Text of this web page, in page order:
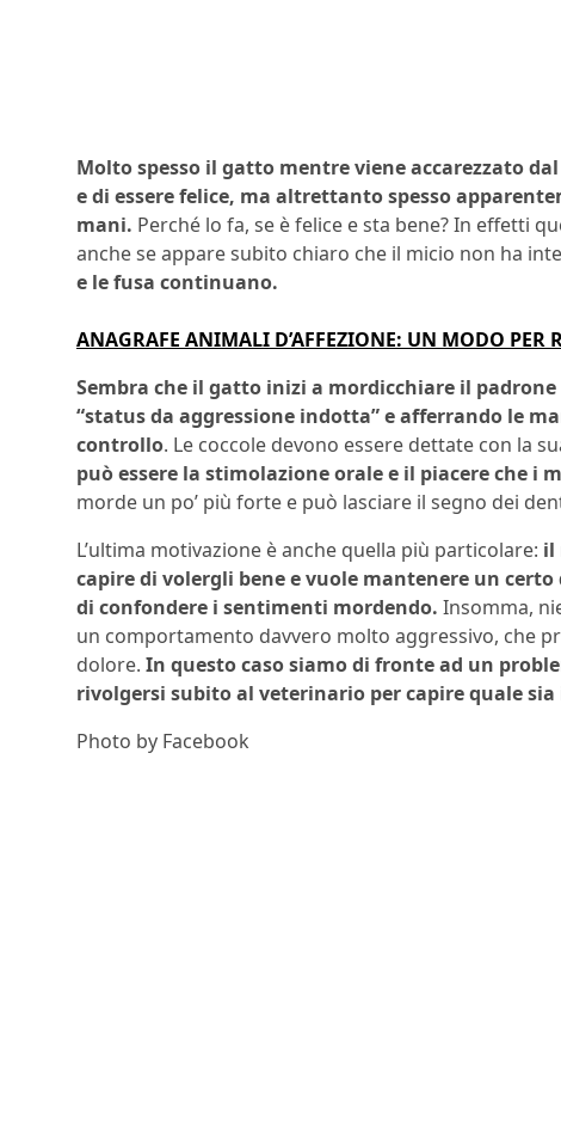
Molto spesso il gatto mentre viene accarezzato
e di essere felice, ma altrettanto spesso
mani. Perché lo fa, se è felice e sta bene? In effetti
anche se appare subito chiaro che il micio non ha
e le fusa continuano.
ANAGRAFE ANIMALI D’AFFEZIONE: UN MODO PER
Sembra che il gatto inizi a mordicchiare il
“status da aggressione indotta” e afferrando le
controllo. Le coccole devono essere dettate con la
può essere la stimolazione orale e il piacere che i
morde un po’ più forte e può lasciare il segno dei
L’ultima motivazione è anche quella più particolare: il
capire di volergli bene e vuole mantenere un certo
di confondere i sentimenti mordendo. Insomma,
un comportamento davvero molto aggressivo, che
dolore. In questo caso siamo di fronte ad un
rivolgersi subito al veterinario per capire quale
Photo by Facebook